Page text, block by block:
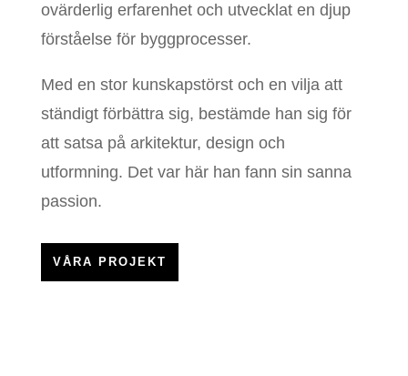
ovärderlig erfarenhet och utvecklat en djup
förståelse för byggprocesser.
Med en stor kunskapstörst och en vilja att
ständigt förbättra sig, bestämde han sig för
att satsa på arkitektur, design och
utformning. Det var här han fann sin sanna
passion.
VÅRA PROJEKT